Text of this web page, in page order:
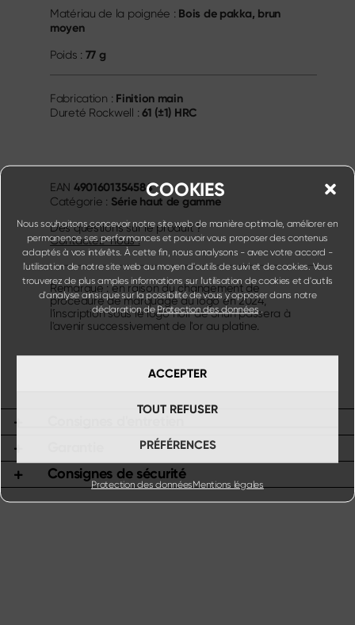
COOKIES
Nous souhaitons concevoir notre site web de manière optimale, améliorer en
permanence ses performances et pouvoir vous proposer des contenus
adaptés à vos intérêts. À cette fin, nous analysons - avec votre accord -
l'utilisation de notre site web au moyen d'outils de suivi et de cookies. Vous
trouverez de plus amples informations sur l'utilisation de cookies et d'outils
d'analyse ainsi que sur la possibilité de vous y opposer dans notre
déclaration de Protection des données
ACCEPTER
TOUT REFUSER
PRÉFÉRENCES
Protection des donnéesMentions légales
Matériau de la poignée : Bois de pakka, brun
moyen
Poids : 77 g
Fabrication : Finition main
Dureté Rockwell :61 (±1) HRC
EAN 4901601354584
Catégorie : Série haut de gamme
Des questions sur le produit ?
Contactez-nous !
Remarque : en raison du changement de
procédure de marquage du logo en 2024,
l'inscription sous le logo noir de Shun passera à
l'avenir successivement de l'or au platine.
Consignes de sécurité